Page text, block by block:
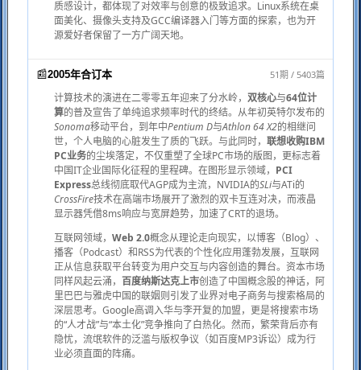
质感设计，都体现了对效率与创意的极致追求。Linux系统在桌
面美化、摄像头支持及GCC编译器入门等方面的探索，也为开
源爱好者保留了一方广阔天地。
📰2005年合订本 51期 / 5403篇
计算技术的演进在二零零五年迎来了分水岭， 双核心与64位计
算的普及宣告了单纯追求频率时代的终结。从年初英特尔发布的
Sonoma移动平台，到年中Pentium D与Athlon 64 X2的相继问
世，个人电脑的心脏发生了质的飞跃。与此同时， 联想收购IBM
PC业务的尘埃落定，不仅重塑了全球PC市场的版图，更标志着
中国IT企业国际化征程的里程碑。在图形显示领域， PCI
Express总线彻底取代AGP成为主流，NVIDIA的SLi与ATi的
CrossFire技术在高端市场展开了激烈的双卡互连对决，而液晶
显示器凭借8ms响应与宽屏趋势，加速了CRT的退场。
互联网领域， Web 2.0概念从理论走向现实，以博客（Blog）、
播客（Podcast）和RSS为代表的个性化应用蓬勃发展，互联网
正从信息获取平台转变为用户交互与内容创造的舞台。资本市场
同样风起云涌， 百度纳斯达克上市创造了中国概念股的神话，阿
里巴巴与雅虎中国的联姻则引发了业界对电子商务与搜索格局的
深层思考。Google高调入华与李开复的加盟，更是将搜索市场
的“人才战”与“本土化”竞争推向了白热化。然而，繁荣背后亦有
隐忧，流氓软件的泛滥与版权争议（如百度MP3诉讼）成为行
业必须直面的阵痛。